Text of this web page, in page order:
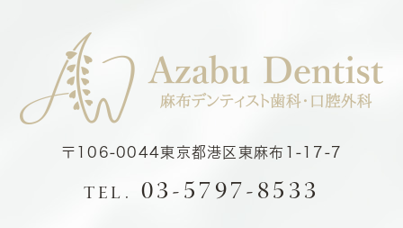
〒106-0044東京都港区東麻布1-17-7
TEL. 03-5797-8533